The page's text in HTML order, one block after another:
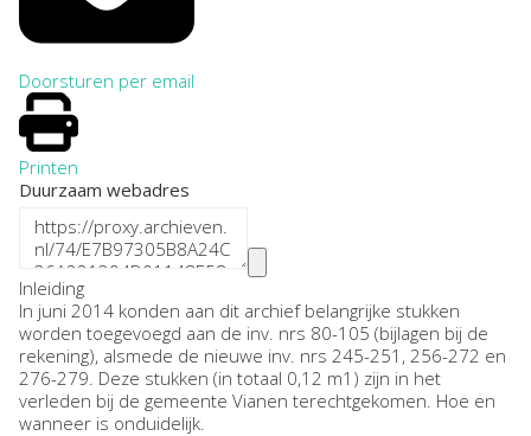
Doorsturen per email
Printen
Duurzaam webadres
Inleiding
In juni 2014 konden aan dit archief belangrijke stukken
worden toegevoegd aan de inv. nrs 80-105 (bijlagen bij de
rekening), alsmede de nieuwe inv. nrs 245-251, 256-272 en
276-279. Deze stukken (in totaal 0,12 m1) zijn in het
verleden bij de gemeente Vianen terechtgekomen. Hoe en
wanneer is onduidelijk.